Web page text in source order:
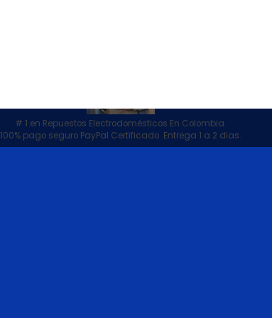
# 1 en Repuestos Electrodomésticos En Colombia.
100% pago seguro PayPal Certificado. Entrega 1 a 2 dias.